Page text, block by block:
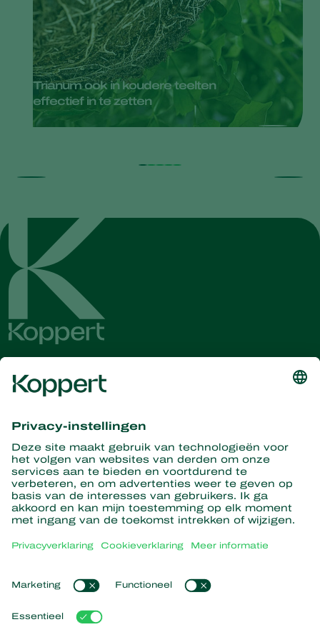
Trianum ook in koudere teelten
effectief in te zetten
Ontvang het laatste nieuws en
informatie
Hier aanmelden
Partners with Nature
Roofmijten
Roofinsecten
Nuttige nematoden
Nuttige micro-organismen
Gewasbescherming
Nieuws en informatie
Duurzaamheid
Werken bij Koppert
Populaire links
Ervaringen van klanten